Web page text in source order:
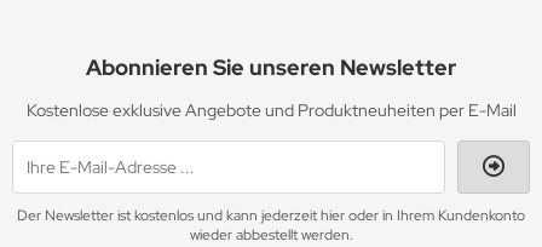
Abonnieren Sie unseren Newsletter
Kostenlose exklusive Angebote und Produktneuheiten per E-Mail
Der Newsletter ist kostenlos und kann jederzeit hier oder in Ihrem Kundenkonto
wieder abbestellt werden.